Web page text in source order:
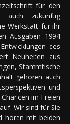
für den
auch zukünftig
Werkstatt für ihr
Ausgaben 1994
des
Neuheiten aus
Stammtische
gehören auch
und
im Freien
Wir sind für Sie
hören mit beiden